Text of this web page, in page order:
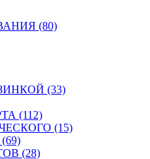
(80)
(33)
(112)
(15)
(28)